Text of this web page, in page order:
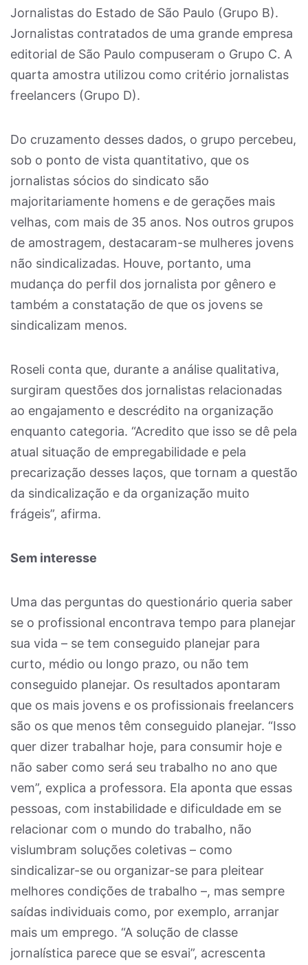
Jornalistas do Estado de São Paulo (Grupo B).
Jornalistas contratados de uma grande empresa
editorial de São Paulo compuseram o Grupo C. A
quarta amostra utilizou como critério jornalistas
freelancers (Grupo D).
Do cruzamento desses dados, o grupo percebeu,
sob o ponto de vista quantitativo, que os
jornalistas sócios do sindicato são
majoritariamente homens e de gerações mais
velhas, com mais de 35 anos. Nos outros grupos
de amostragem, destacaram-se mulheres jovens
não sindicalizadas. Houve, portanto, uma
mudança do perfil dos jornalista por gênero e
também a constatação de que os jovens se
sindicalizam menos.
Roseli conta que, durante a análise qualitativa,
surgiram questões dos jornalistas relacionadas
ao engajamento e descrédito na organização
enquanto categoria. “Acredito que isso se dê pela
atual situação de empregabilidade e pela
precarização desses laços, que tornam a questão
da sindicalização e da organização muito
frágeis”, afirma.
Sem interesse
Uma das perguntas do questionário queria saber
se o profissional encontrava tempo para planejar
sua vida – se tem conseguido planejar para
curto, médio ou longo prazo, ou não tem
conseguido planejar. Os resultados apontaram
que os mais jovens e os profissionais freelancers
são os que menos têm conseguido planejar. “Isso
quer dizer trabalhar hoje, para consumir hoje e
não saber como será seu trabalho no ano que
vem”, explica a professora. Ela aponta que essas
pessoas, com instabilidade e dificuldade em se
relacionar com o mundo do trabalho, não
vislumbram soluções coletivas – como
sindicalizar-se ou organizar-se para pleitear
melhores condições de trabalho –, mas sempre
saídas individuais como, por exemplo, arranjar
mais um emprego. “A solução de classe
jornalística parece que se esvai”, acrescenta